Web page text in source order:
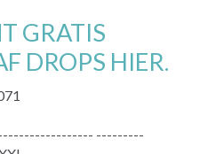
GRATIS
DROPS HIER.
---------